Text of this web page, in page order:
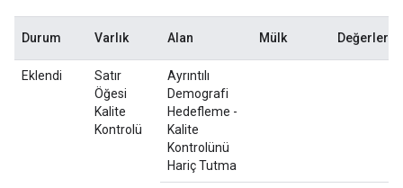
Durum Varlık Alan Mülk Değerler
Eklendi
Satır
Öğesi
Kalite
Kontrolü
Ayrıntılı
Demografi
Hedefleme -
Kalite
Kontrolünü
Hariç Tutma